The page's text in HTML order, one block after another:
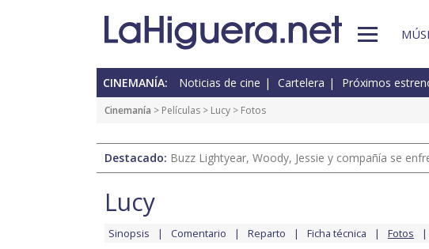
CINEMANÍA: Noticias de cine Cartelera Próximos
Cinemanía > Películas > Lucy > Fotos
Destacado: Buzz Lightyear, Woody, Jessie y compañía se
Lucy
Sinopsis Comentario Reparto Ficha técnica Fotos